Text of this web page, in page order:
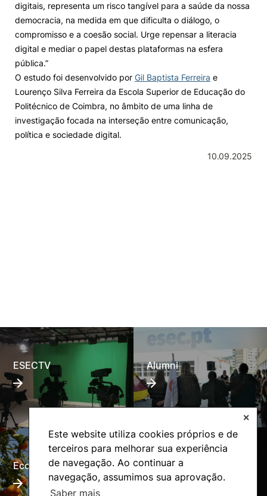
Este website utiliza cookies próprios e de
terceiros para melhorar sua experiência
de navegação. Ao continuar a
navegação, assumimos sua aprovação.
Saber mais
✕
digitais, representa um risco tangível para a saúde da nossa
democracia, na medida em que dificulta o diálogo, o
compromisso e a coesão social. Urge repensar a literacia
digital e mediar o papel destas plataformas na esfera
pública.”
O estudo foi desenvolvido por Gil Baptista Ferreira e
Lourenço Silva Ferreira da Escola Superior de Educação do
Politécnico de Coimbra, no âmbito de uma linha de
investigação focada na interseção entre comunicação,
política e sociedade digital.
10.09.2025
ESECTV Alumni
Eco-Escola Internacional